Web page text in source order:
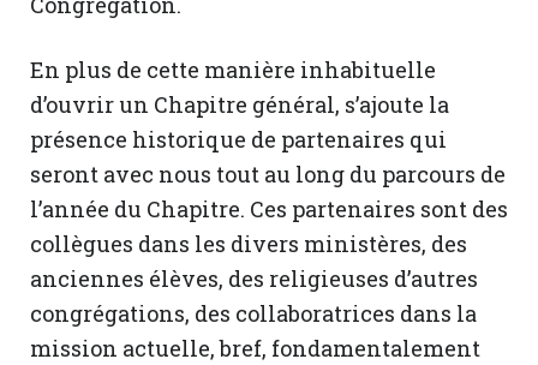
En plus de cette manière inhabituelle
d’ouvrir un Chapitre général, s’ajoute la
présence historique de partenaires qui
seront avec nous tout au long du parcours de
l’année du Chapitre. Ces partenaires sont des
collègues dans les divers ministères, des
anciennes élèves, des religieuses d’autres
congrégations, des collaboratrices dans la
mission actuelle, bref, fondamentalement